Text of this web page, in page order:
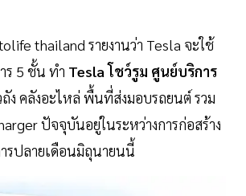
thailand รายงานว่า Tesla จะใช้
ร 5 ชั้น ทำ Tesla โชว์รูม ศูนย์บริการ
ง คลังอะไหล่ พื้นที่ส่งมอบรถยนต์ รวม
ปัจจุบันอยู่ในระหว่างการก่อสร้าง
รปลายเดือนมิถุนายนนี้